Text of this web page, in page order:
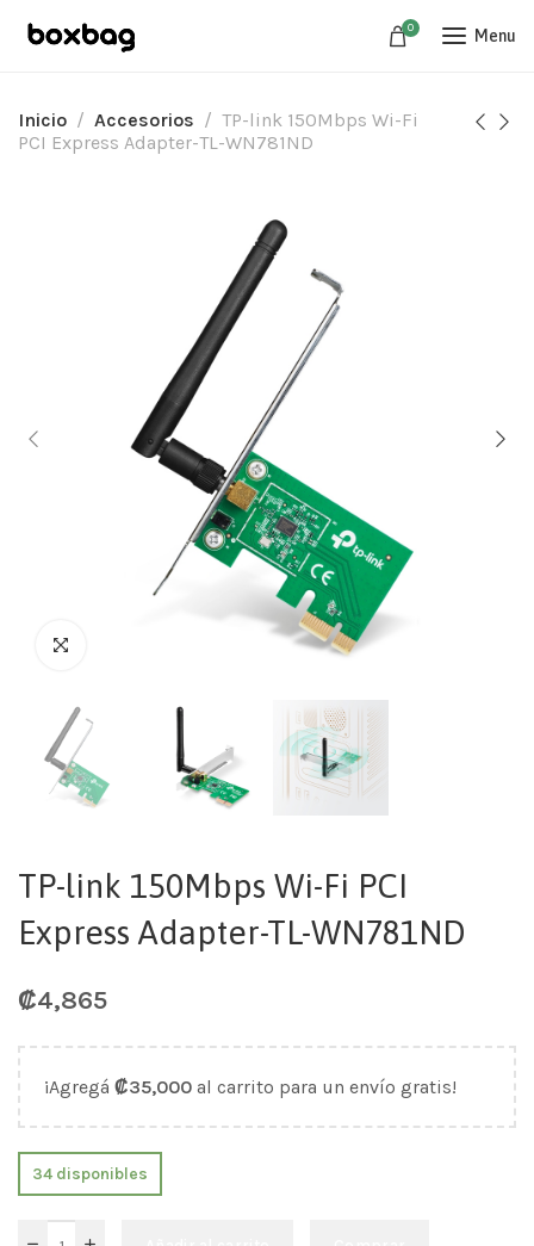
0 Menu
Inicio Accesorios
TP-link 150Mbps Wi-Fi
PCI Express Adapter-TL-WN781ND
TP-link 150Mbps Wi-Fi PCI
Express Adapter-TL-WN781ND
₡4,865
¡Agregá ₡35,000 al carrito para un envío gratis!
34 disponibles